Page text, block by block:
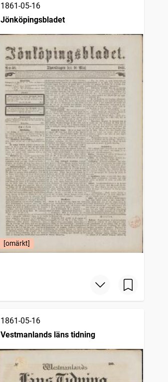
1861-05-16
Jönköpingsbladet
[omärkt]
1861-05-16
Vestmanlands läns tidning